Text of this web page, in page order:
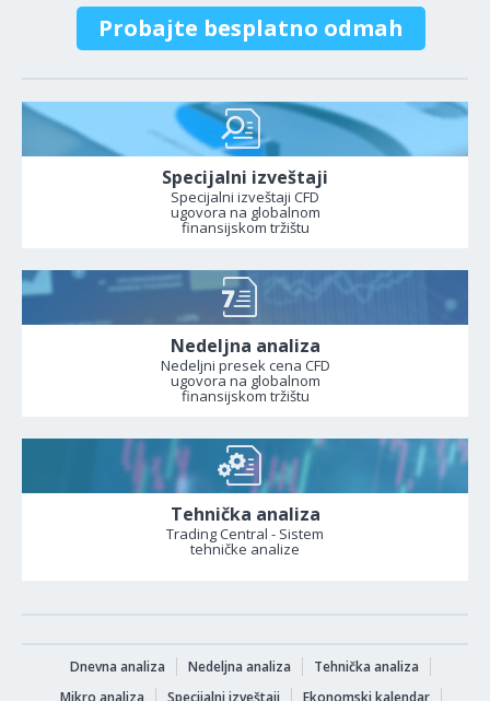
Probajte besplatno odmah
Specijalni izveštaji
Specijalni izveštaji CFD
ugovora na globalnom
finansijskom tržištu
Nedeljna analiza
Nedeljni presek cena CFD
ugovora na globalnom
finansijskom tržištu
Tehnička analiza
Trading Central - Sistem
tehničke analize
Dnevna analiza Nedeljna analiza
Tehnička analiza
Mikro analiza
Specijalni izveštaji Ekonomski kalendar